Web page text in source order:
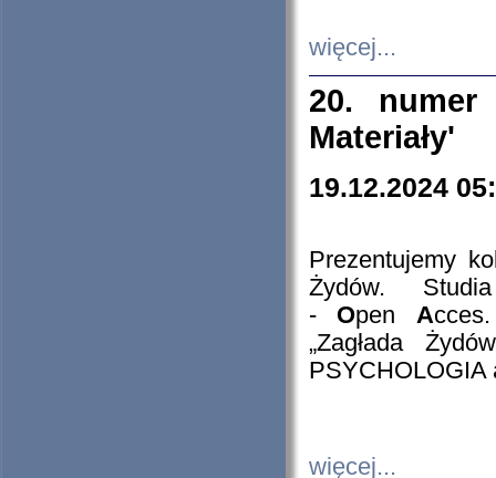
więcej...
20. numer
Materiały'
19.12.2024
Prezentujemy
Żydów.
- Open A
„Zagłada
PSYCHOLOGIA
więcej...